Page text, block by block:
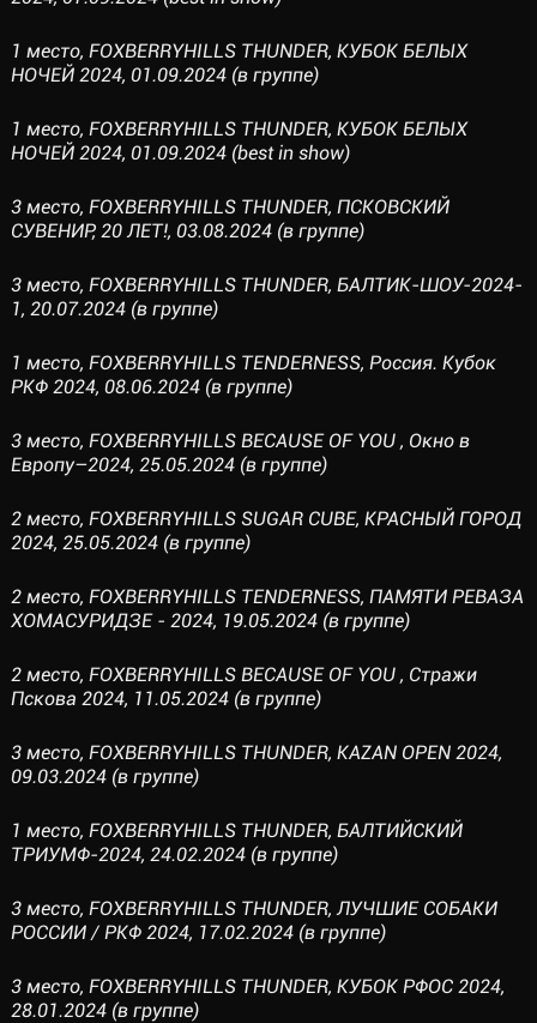
1 место, FOXBERRYHILLS THUNDER, КУБОК БЕЛЫХ
НОЧЕЙ 2024, 01.09.2024 (в группе)
1 место, FOXBERRYHILLS THUNDER, КУБОК БЕЛЫХ
НОЧЕЙ 2024, 01.09.2024 (best in show)
3 место, FOXBERRYHILLS THUNDER, ПСКОВСКИЙ
СУВЕНИР, 20 ЛЕТ!, 03.08.2024 (в группе)
3 место, FOXBERRYHILLS THUNDER, БАЛТИК-ШОУ-2024-
1, 20.07.2024 (в группе)
1 место, FOXBERRYHILLS TENDERNESS, Россия. Кубок
РКФ 2024, 08.06.2024 (в группе)
3 место, FOXBERRYHILLS BECAUSE OF YOU , Окно в
Европу–2024, 25.05.2024 (в группе)
2 место, FOXBERRYHILLS SUGAR CUBE, КРАСНЫЙ ГОРОД
2024, 25.05.2024 (в группе)
2 место, FOXBERRYHILLS TENDERNESS, ПАМЯТИ РЕВАЗА
ХОМАСУРИДЗЕ - 2024, 19.05.2024 (в группе)
2 место, FOXBERRYHILLS BECAUSE OF YOU , Стражи
Пскова 2024, 11.05.2024 (в группе)
3 место, FOXBERRYHILLS THUNDER, KAZAN OPEN 2024,
09.03.2024 (в группе)
1 место, FOXBERRYHILLS THUNDER, БАЛТИЙСКИЙ
ТРИУМФ-2024, 24.02.2024 (в группе)
3 место, FOXBERRYHILLS THUNDER, ЛУЧШИЕ СОБАКИ
РОССИИ / РКФ 2024, 17.02.2024 (в группе)
3 место, FOXBERRYHILLS THUNDER, КУБОК РФОС 2024,
28.01.2024 (в группе)